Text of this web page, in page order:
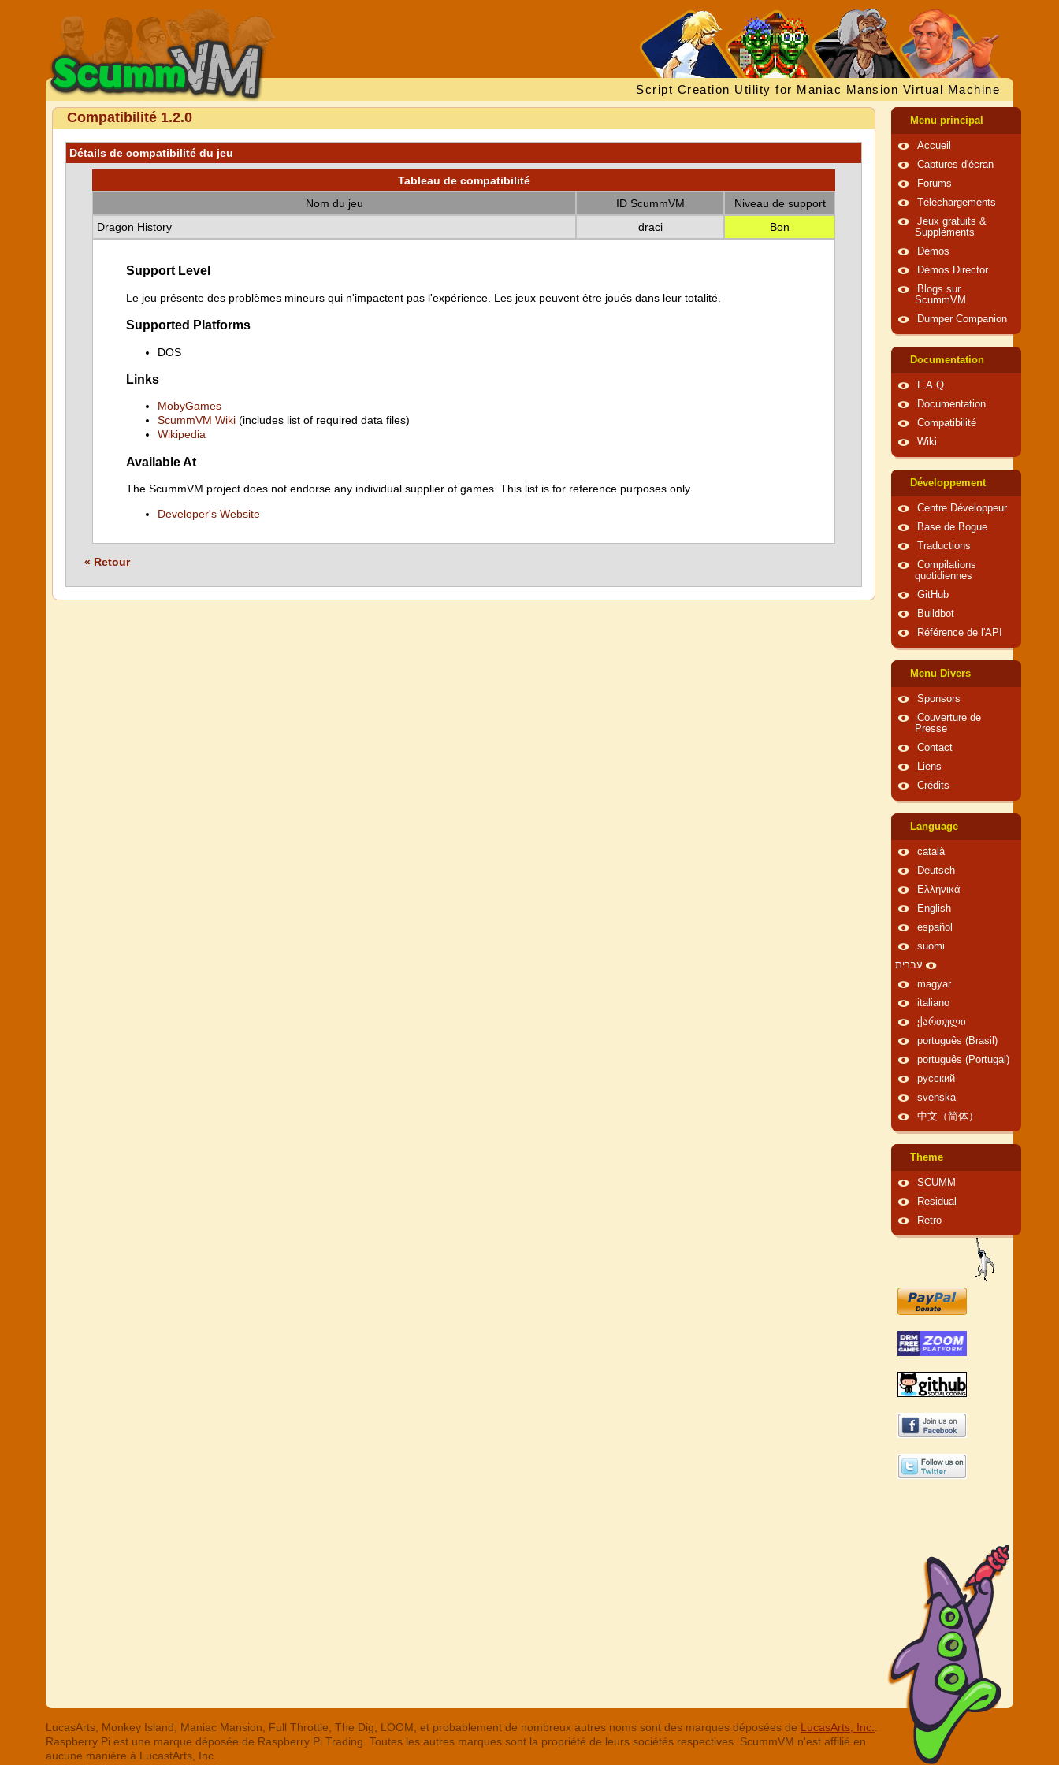
Script Creation Utility for Maniac Mansion Virtual Machine
Compatibilité 1.2.0
Détails de compatibilité du jeu
Tableau de compatibilité
Nom du jeu
ID ScummVM
Niveau de support
Dragon History
draci Bon
Support Level
Le jeu présente des problèmes mineurs qui n'impactent pas l'expérience. Les jeux peuvent être joués dans leur totalité.
Supported Platforms
DOS
Links
MobyGames
ScummVM Wiki (includes list of required data files)
Wikipedia
Available At
The ScummVM project does not endorse any individual supplier of games. This list is for reference purposes only.
Developer's Website
« Retour
Menu principal
Accueil
Captures d'écran
Forums
Téléchargements
Jeux gratuits &
Suppléments
Démos
Démos Director
Blogs sur
ScummVM
Dumper Companion
Documentation
F.A.Q.
Documentation
Compatibilité
Wiki
Développement
Centre Développeur
Base de Bogue
Traductions
Compilations
quotidiennes
GitHub
Buildbot
Référence de l'API
Menu Divers
Sponsors
Couverture de
Presse
Contact
Liens
Crédits
Language
català
Deutsch
Ελληνικά
English
español
suomi
עברית
magyar
italiano
ქართული
português (Brasil)
português (Portugal)
русский
svenska
中文（简体）
Theme
SCUMM
Residual
Retro
LucasArts, Monkey Island, Maniac Mansion, Full Throttle, The Dig, LOOM, et probablement de nombreux autres noms sont des marques déposées de LucasArts, Inc.
Raspberry Pi est une marque déposée de Raspberry Pi Trading. Toutes les autres marques sont la propriété de leurs sociétés respectives. ScummVM n'est affilié en
aucune manière à LucastArts, Inc.